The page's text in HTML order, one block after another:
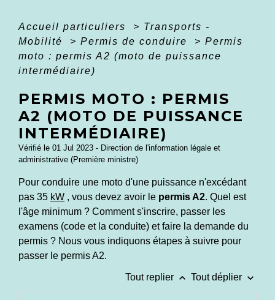
Accueil particuliers > Transports -
Mobilité
> Permis de conduire > Permis
moto : permis A2 (moto de puissance
intermédiaire)
PERMIS MOTO : PERMIS
A2 (MOTO DE PUISSANCE
INTERMÉDIAIRE)
Vérifié le 01 Jul 2023 - Direction de l'information légale et
administrative (Première ministre)
Pour conduire une moto d'une puissance n'excédant
pas 35 kW , vous devez avoir le permis A2. Quel est
l'âge minimum ? Comment s'inscrire, passer les
examens (code et la conduite) et faire la demande du
permis ? Nous vous indiquons étapes à suivre pour
passer le permis A2.
Tout replier keyboard_arrow_up Tout déplier keyboard_arrow_down